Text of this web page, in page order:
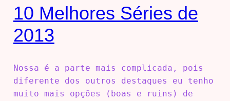
10 Melhores Séries de
2013
Nossa é a parte mais complicada, pois
diferente dos outros destaques eu tenho
muito mais opções (boas e ruins) de